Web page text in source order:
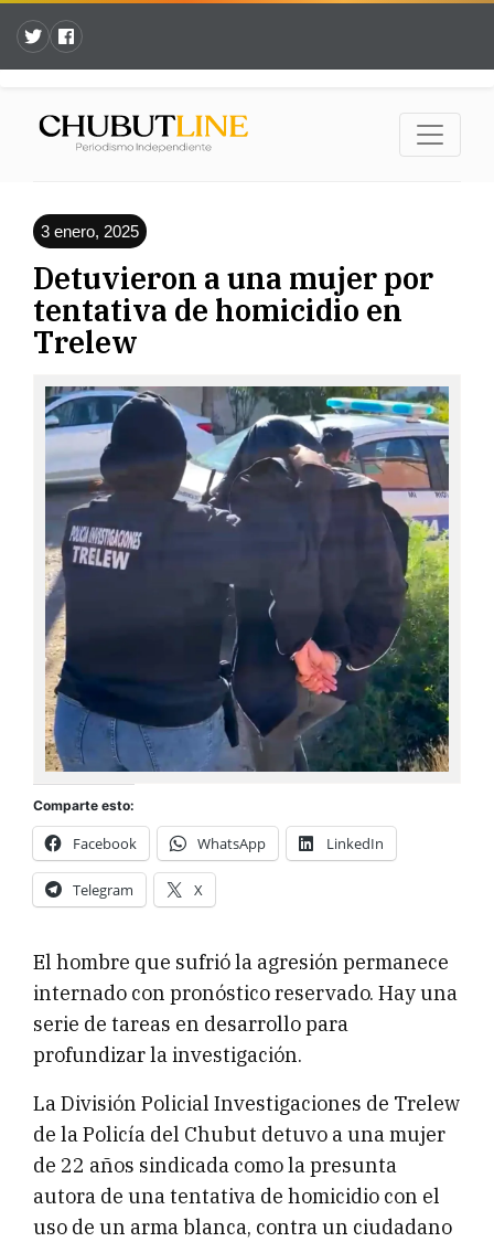
3 enero, 2025
Detuvieron a una mujer por
tentativa de homicidio en
Trelew
Comparte esto:
Facebook WhatsApp LinkedIn
Telegram X
El hombre que sufrió la agresión permanece
internado con pronóstico reservado. Hay una
serie de tareas en desarrollo para
profundizar la investigación.
La División Policial Investigaciones de Trelew
de la Policía del Chubut detuvo a una mujer
de 22 años sindicada como la presunta
autora de una tentativa de homicidio con el
uso de un arma blanca, contra un ciudadano